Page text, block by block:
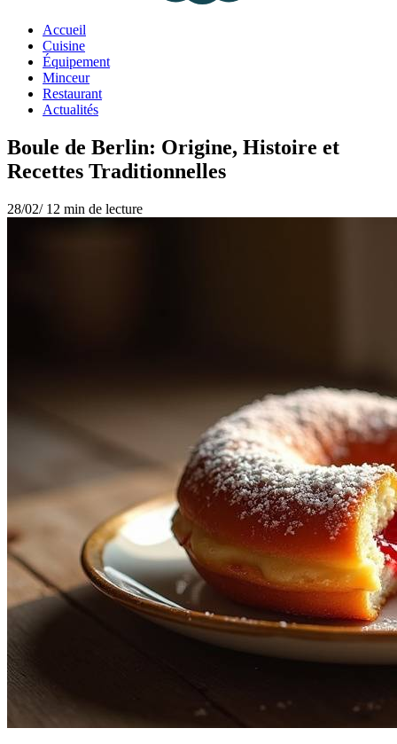
Accueil
Cuisine
Équipement
Minceur
Restaurant
Actualités
Boule de Berlin: Origine, Histoire et
Recettes Traditionnelles
28/02/ 12 min de lecture